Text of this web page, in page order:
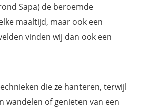
Sapa) de beroemde
maaltijd, maar ook een
vinden wij dan ook een
die ze hanteren, terwijl
wandelen of genieten van een